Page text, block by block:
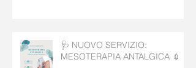
🩺 NUOVO SERVIZIO:
MESOTERAPIA ANTALGICA 💉